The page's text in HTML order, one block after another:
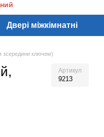
Двері міжкімнатні
зсередини ключем)
Артикул
9213